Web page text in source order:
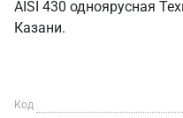
AISI 430 одноярусная
Казани.
Код